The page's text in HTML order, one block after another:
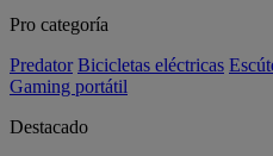
Pro categoría
Predator Bicicletas eléctricas
Gaming portátil
Destacado